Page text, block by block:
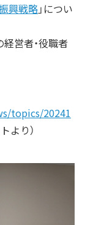
興戦略」につい
営者・役職者
topics/20241
より）